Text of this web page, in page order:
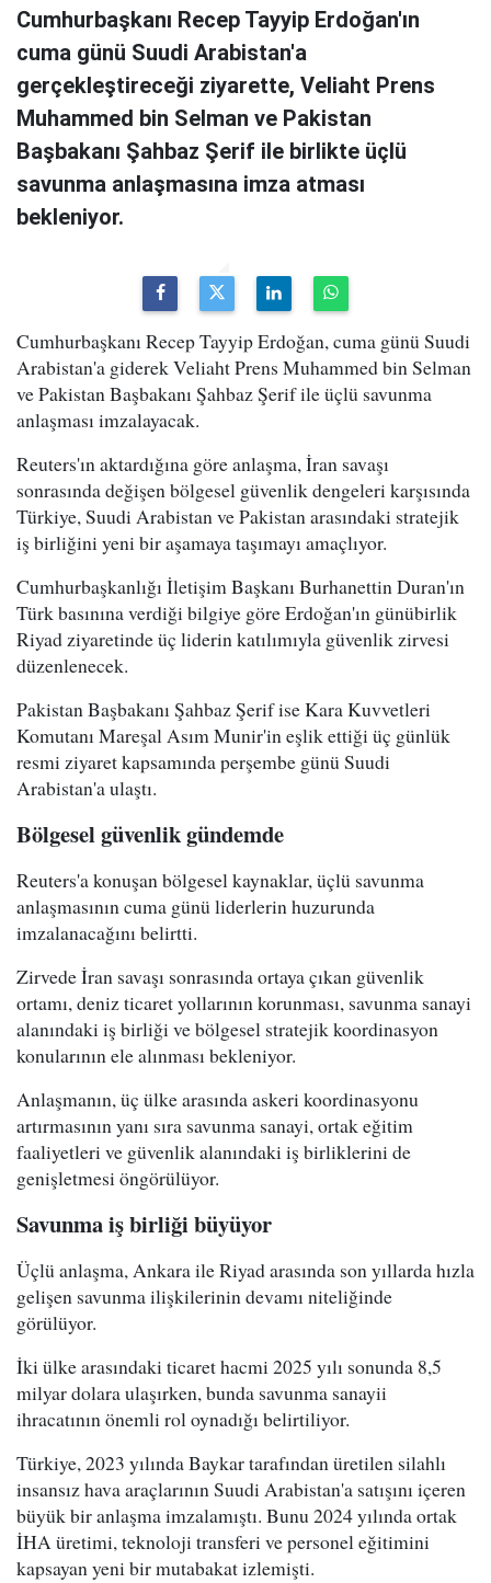
Cumhurbaşkanı Recep Tayyip Erdoğan'ın
cuma günü Suudi Arabistan'a
gerçekleştireceği ziyarette, Veliaht Prens
Muhammed bin Selman ve Pakistan
Başbakanı Şahbaz Şerif ile birlikte üçlü
savunma anlaşmasına imza atması
bekleniyor.
Cumhurbaşkanı Recep Tayyip Erdoğan, cuma günü Suudi
Arabistan'a giderek Veliaht Prens Muhammed bin Selman
ve Pakistan Başbakanı Şahbaz Şerif ile üçlü savunma
anlaşması imzalayacak.
Reuters'ın aktardığına göre anlaşma, İran savaşı
sonrasında değişen bölgesel güvenlik dengeleri karşısında
Türkiye, Suudi Arabistan ve Pakistan arasındaki stratejik
iş birliğini yeni bir aşamaya taşımayı amaçlıyor.
Cumhurbaşkanlığı İletişim Başkanı Burhanettin Duran'ın
Türk basınına verdiği bilgiye göre Erdoğan'ın günübirlik
Riyad ziyaretinde üç liderin katılımıyla güvenlik zirvesi
düzenlenecek.
Pakistan Başbakanı Şahbaz Şerif ise Kara Kuvvetleri
Komutanı Mareşal Asım Munir'in eşlik ettiği üç günlük
resmi ziyaret kapsamında perşembe günü Suudi
Arabistan'a ulaştı.
Bölgesel güvenlik gündemde
Reuters'a konuşan bölgesel kaynaklar, üçlü savunma
anlaşmasının cuma günü liderlerin huzurunda
imzalanacağını belirtti.
Zirvede İran savaşı sonrasında ortaya çıkan güvenlik
ortamı, deniz ticaret yollarının korunması, savunma sanayi
alanındaki iş birliği ve bölgesel stratejik koordinasyon
konularının ele alınması bekleniyor.
Anlaşmanın, üç ülke arasında askeri koordinasyonu
artırmasının yanı sıra savunma sanayi, ortak eğitim
faaliyetleri ve güvenlik alanındaki iş birliklerini de
genişletmesi öngörülüyor.
Savunma iş birliği büyüyor
Üçlü anlaşma, Ankara ile Riyad arasında son yıllarda hızla
gelişen savunma ilişkilerinin devamı niteliğinde
görülüyor.
İki ülke arasındaki ticaret hacmi 2025 yılı sonunda 8,5
milyar dolara ulaşırken, bunda savunma sanayii
ihracatının önemli rol oynadığı belirtiliyor.
Türkiye, 2023 yılında Baykar tarafından üretilen silahlı
insansız hava araçlarının Suudi Arabistan'a satışını içeren
büyük bir anlaşma imzalamıştı. Bunu 2024 yılında ortak
İHA üretimi, teknoloji transferi ve personel eğitimini
kapsayan yeni bir mutabakat izlemişti.